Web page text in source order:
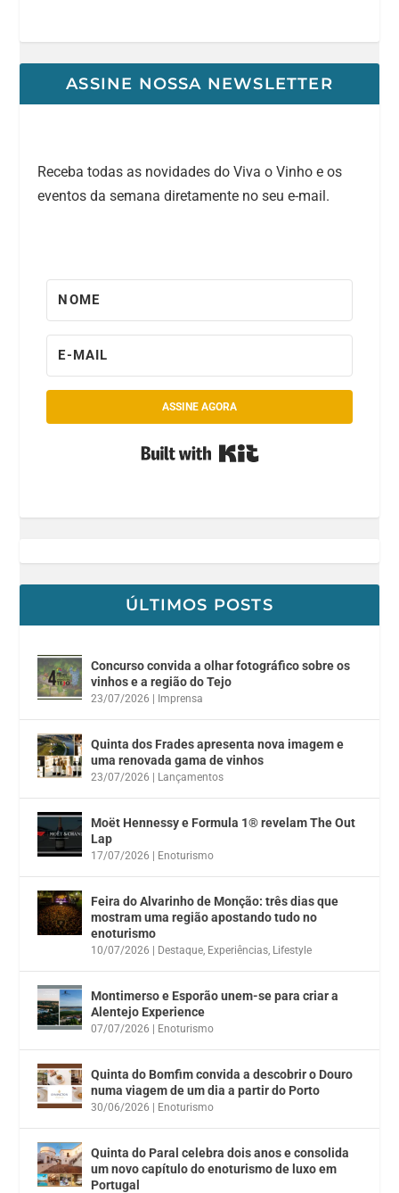
ASSINE NOSSA NEWSLETTER
Receba todas as novidades do Viva o Vinho e os
eventos da semana diretamente no seu e-mail.
ASSINE AGORA
ÚLTIMOS POSTS
Concurso convida a olhar fotográfico sobre os
vinhos e a região do Tejo
23/07/2026 Imprensa
Quinta dos Frades apresenta nova imagem e
uma renovada gama de vinhos
23/07/2026 Lançamentos
Moët Hennessy e Formula 1® revelam The Out
Lap
17/07/2026 Enoturismo
Feira do Alvarinho de Monção: três dias que
mostram uma região apostando tudo no
enoturismo
10/07/2026 Destaque, Experiências, Lifestyle
Montimerso e Esporão unem-se para criar a
Alentejo Experience
07/07/2026 Enoturismo
Quinta do Bomfim convida a descobrir o Douro
numa viagem de um dia a partir do Porto
30/06/2026 Enoturismo
Quinta do Paral celebra dois anos e consolida
um novo capítulo do enoturismo de luxo em
Portugal